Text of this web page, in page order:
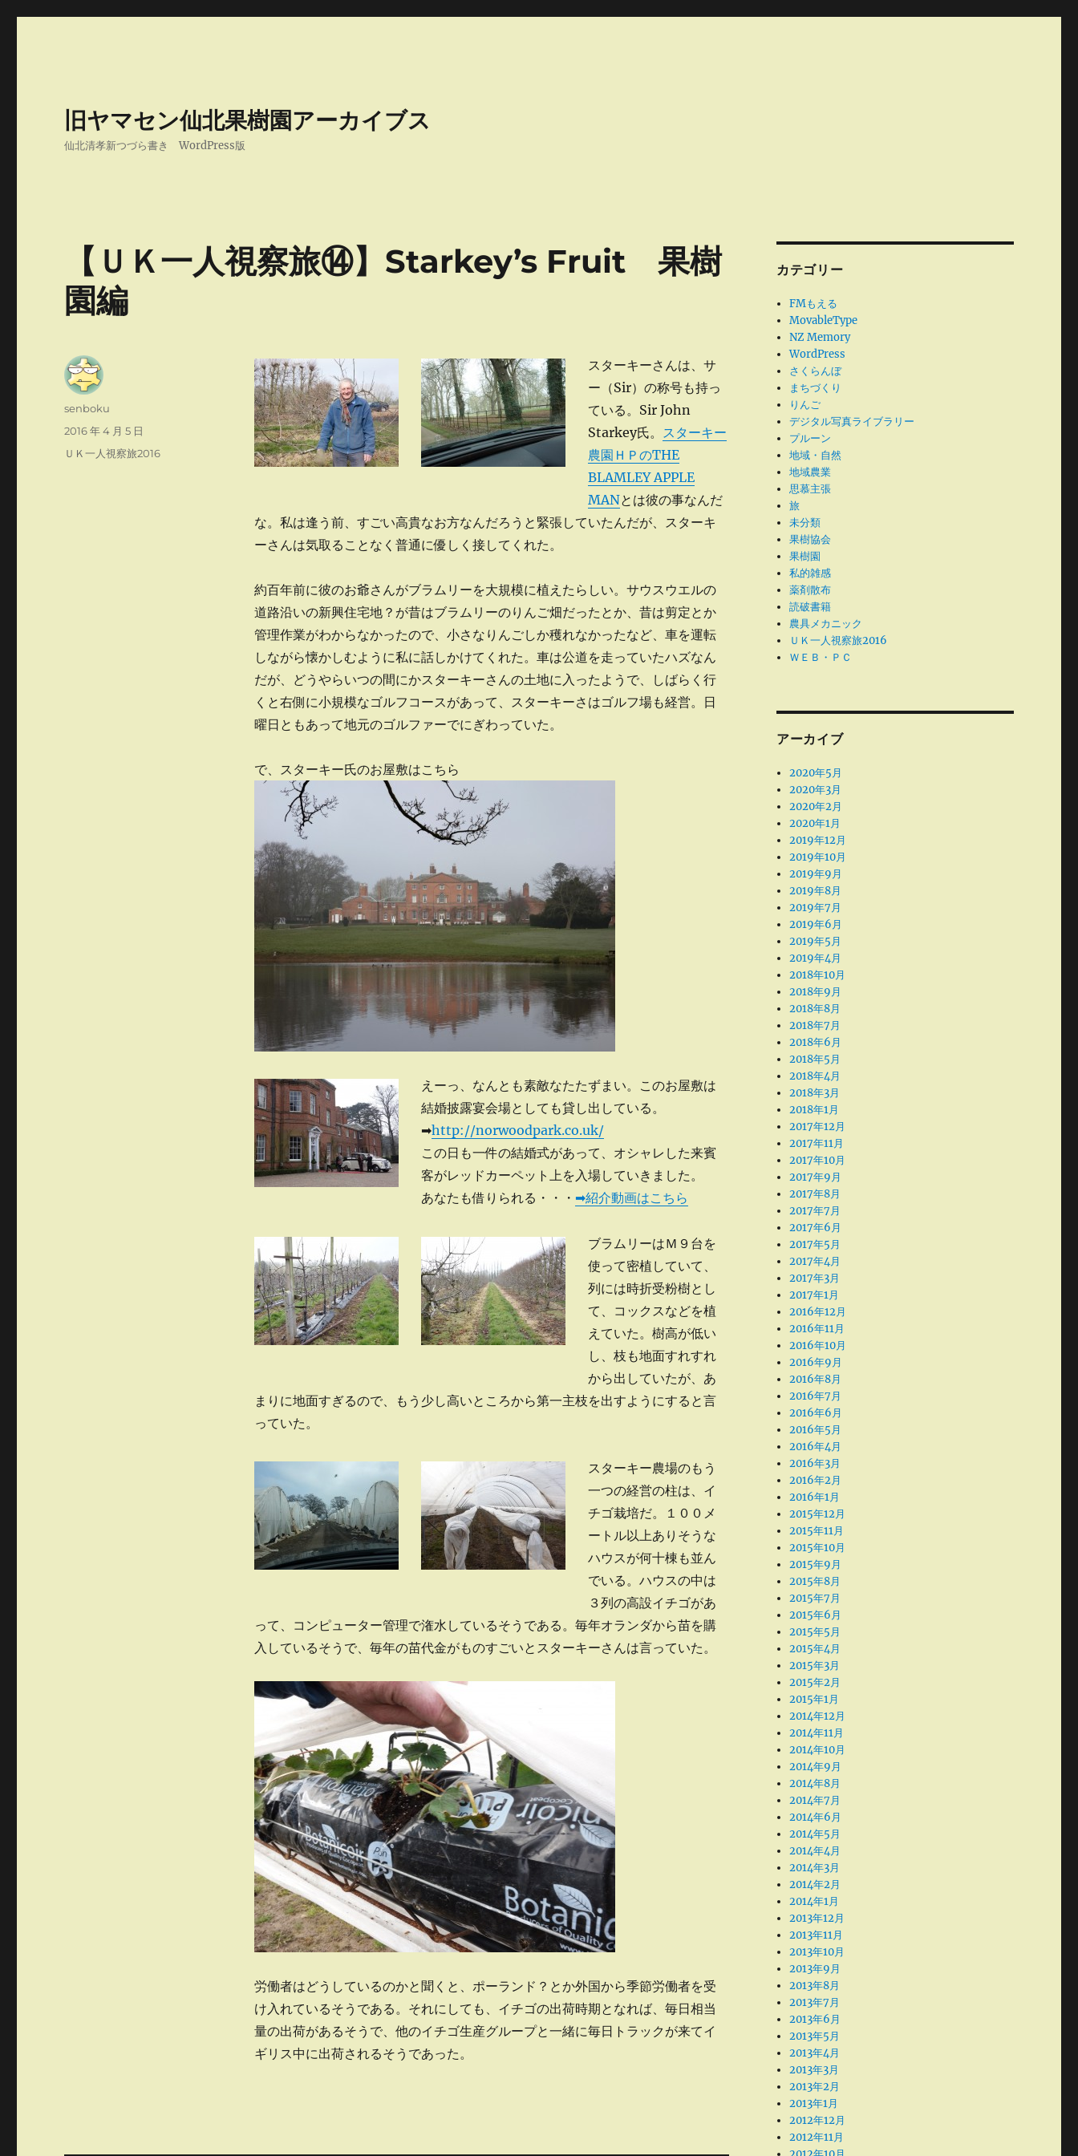
旧ヤマセン仙北果樹園アーカイブス
仙北清孝新つづら書き WordPress版
【ＵＫ一人視察旅⑭】Starkey’s Fruit 果樹
園編
スターキーさんは、サ
ー（Sir）の称号も持っ
ている。Sir John
Starkey氏。 スターキー
農園ＨＰのTHE
BLAMLEY APPLE
MANとは彼の事なんだ
な。私は逢う前、すごい高貴なお方なんだろうと緊張していたんだが、スターキ
ーさんは気取ることなく普通に優しく接してくれた。
約百年前に彼のお爺さんがブラムリーを大規模に植えたらしい。サウスウエルの
道路沿いの新興住宅地？が昔はブラムリーのりんご畑だったとか、昔は剪定とか
管理作業がわからなかったので、小さなりんごしか穫れなかったなど、車を運転
しながら懐かしむように私に話しかけてくれた。車は公道を走っていたハズなん
だが、どうやらいつの間にかスターキーさんの土地に入ったようで、しばらく行
くと右側に小規模なゴルフコースがあって、スターキーさはゴルフ場も経営。日
曜日ともあって地元のゴルファーでにぎわっていた。
で、スターキー氏のお屋敷はこちら
えーっ、なんとも素敵なたたずまい。このお屋敷は
結婚披露宴会場としても貸し出している。
➡http://norwoodpark.co.uk/
この日も一件の結婚式があって、オシャレした来賓
客がレッドカーペット上を入場していきました。
あなたも借りられる・・・ ➡紹介動画はこちら
ブラムリーはＭ９台を
使って密植していて、
列には時折受粉樹とし
て、コックスなどを植
えていた。樹高が低い
し、枝も地面すれすれ
から出していたが、あ
まりに地面すぎるので、もう少し高いところから第一主枝を出すようにすると言
っていた。
スターキー農場のもう
一つの経営の柱は、イ
チゴ栽培だ。１００メ
ートル以上ありそうな
ハウスが何十棟も並ん
でいる。ハウスの中は
３列の高設イチゴがあ
って、コンピューター管理で潅水しているそうである。毎年オランダから苗を購
入しているそうで、毎年の苗代金がものすごいとスターキーさんは言っていた。
労働者はどうしているのかと聞くと、ポーランド？とか外国から季節労働者を受
け入れているそうである。それにしても、イチゴの出荷時期となれば、毎日相当
量の出荷があるそうで、他のイチゴ生産グループと一緒に毎日トラックが来てイ
ギリス中に出荷されるそうであった。
投
senboku
投
2016 年 4 月 5 日
カ
ＵＫ一人視察旅2016
カテゴリー
FMもえる
MovableType
NZ Memory
WordPress
さくらんぼ
まちづくり
りんご
デジタル写真ライブラリー
プルーン
地域・自然
地域農業
思慕主張
旅
未分類
果樹協会
果樹園
私的雑感
薬剤散布
読破書籍
農具メカニック
ＵＫ一人視察旅2016
ＷＥＢ・ＰＣ
アーカイブ
2020年5月
2020年3月
2020年2月
2020年1月
2019年12月
2019年10月
2019年9月
2019年8月
2019年7月
2019年6月
2019年5月
2019年4月
2018年10月
2018年9月
2018年8月
2018年7月
2018年6月
2018年5月
2018年4月
2018年3月
2018年1月
2017年12月
2017年11月
2017年10月
2017年9月
2017年8月
2017年7月
2017年6月
2017年5月
2017年4月
2017年3月
2017年1月
2016年12月
2016年11月
2016年10月
2016年9月
2016年8月
2016年7月
2016年6月
2016年5月
2016年4月
2016年3月
2016年2月
2016年1月
2015年12月
2015年11月
2015年10月
2015年9月
2015年8月
2015年7月
2015年6月
2015年5月
2015年4月
2015年3月
2015年2月
2015年1月
2014年12月
2014年11月
2014年10月
2014年9月
2014年8月
2014年7月
2014年6月
2014年5月
2014年4月
2014年3月
2014年2月
2014年1月
2013年12月
2013年11月
2013年10月
2013年9月
2013年8月
2013年7月
2013年6月
2013年5月
2013年4月
2013年3月
2013年2月
2013年1月
2012年12月
2012年11月